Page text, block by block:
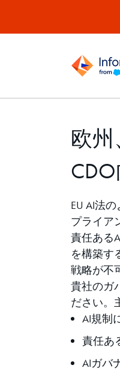
欧
EU AI法
プライア
責任ある
を構築す
戦略が不
貴社のガ
ださい。
AI規制
責任あ
AIガバ